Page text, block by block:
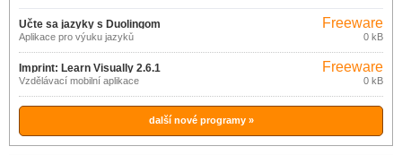
Učte sa jazyky s Duolingom
Aplikace pro výuku jazyků
Freeware
0 kB
Imprint: Learn Visually 2.6.1
Vzdělávací mobilní aplikace
Freeware
0 kB
další nové programy »